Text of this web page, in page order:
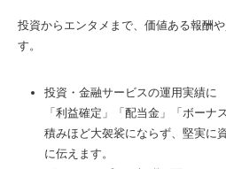
投資からエンタメまで、価値ある報酬
す。
投資・金融サービスの運用実績に
「利益確定」「配当金」「ボーナ
積みほど大袈裟にならず、堅実に
に伝えます。